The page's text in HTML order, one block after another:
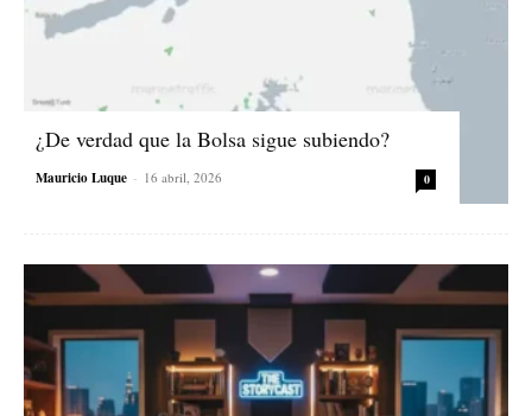
¿De verdad que la Bolsa sigue subiendo?
Mauricio Luque - 16 abril, 2026 0